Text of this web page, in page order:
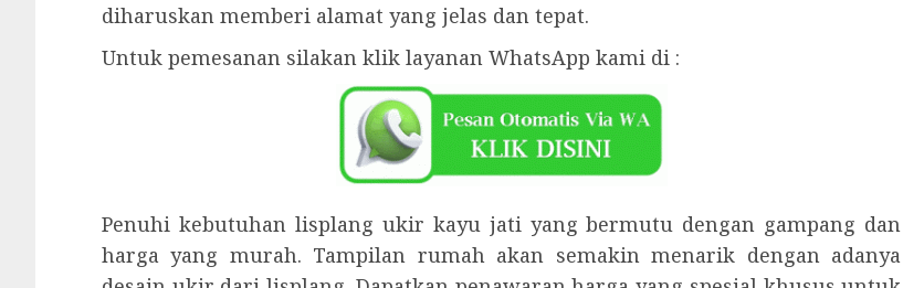
diharuskan memberi alamat yang jelas dan tepat.
Untuk pemesanan silakan klik layanan WhatsApp kami di :
Penuhi kebutuhan lisplang ukir kayu jati yang bermutu dengan gampang dan
harga yang murah. Tampilan rumah akan semakin menarik dengan adanya